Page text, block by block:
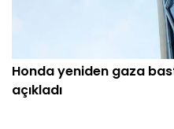
Honda yeniden gaza
açıkladı